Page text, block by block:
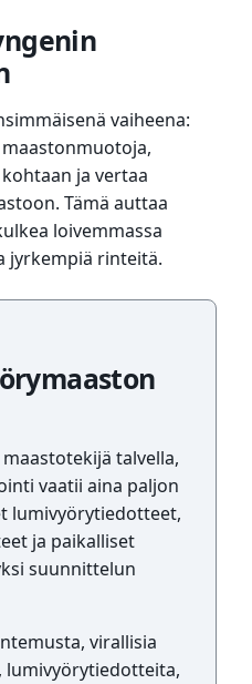
vaiheena:
ja vertaa
Tämä auttaa
loivemmassa
jyrkempiä rinteitä.
talvella,
vaatii aina paljon
lumivyörytiedotteet,
ja paikalliset
suunnittelun
virallisia
lumivyörytiedotteita,